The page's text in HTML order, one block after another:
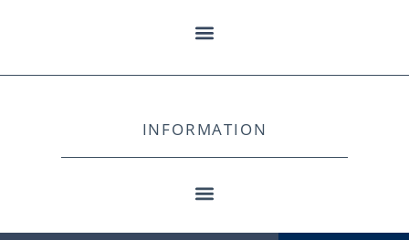
INFORMATION